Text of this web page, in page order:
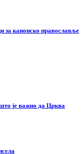
за канонско православље
је важно да Црква